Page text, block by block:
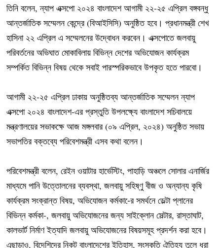
তিনি বলেন, ন্যাপ এক্সপো ২০২৪ বাংলাদেশ আগামী ২২-২৫ এপ্রিল বঙ্গবন্ধু
আন্তর্জাতিক সম্মেলন কেন্দ্রে (বিআইসিসি) অনুষ্ঠিত হবে। প্রধানমন্ত্রী শেখ
হাসিনা ২২ এপ্রিল এ সম্মেলনের উদ্বোধন করবেন। এক্সপোতে জলবায়ু
পরিবর্তনের অভিঘাত মোকাবিলায় বিভিন্ন দেশের অভিযোজন কার্যক্রম
সম্পর্কিত বিভিন্ন বিষয় থেকে সবাই পারস্পরিকভাবে উপকৃত হতে পারবো।
আগামী ২২-২৫ এপ্রিল ঢাকায় অনুষ্ঠিতব্য আন্তর্জাতিক সম্মেলন ন্যাপ
এক্সপো ২০২৪ বাংলাদেশ-এর প্রস্তুতি উপলক্ষ্যে বাংলাদেশ সচিবালয়ে
মন্ত্রণালয়ের সভাকক্ষে আজ মঙ্গলবার (০৯ এপ্রিল, ২০২৪) অনুষ্ঠিত সভায়
সভাপতির বক্তব্যে পরিবেশমন্ত্রী এসব কথা বলেন।
পরিবেশমন্ত্রী বলেন, রেইন ওয়াটার হার্ভেস্টিং, পাহাড়ি অঞ্চলে সোলার এনার্জির
মাধ্যমে পানি উত্তোলনের ব্যবস্থা, জলবায়ু সহিষ্ণু বীজ ও অন্যান্য কৃষি
কার্যক্রম সংক্রান্ত বিষয়, অভিযোজন কর্মকা-ের সমর্থনে ডেল্টা প্লানের
বিভিন্ন কর্মকা-, জলবায়ু অভিযোজনের জন্য সাইক্লোন সেল্টার, রাস্তাঘাট,
কালভার্ট নির্মাণ ইত্যাদি জলবায়ু অভিযোজনের বিষয়সমূহ প্রদর্শন করা হবে।
এছাড়াও, বিদেশিদের নিকট বাংলাদেশের ইতিহাস, সংস্কৃতি ঐতিহ্য তুলে ধরা